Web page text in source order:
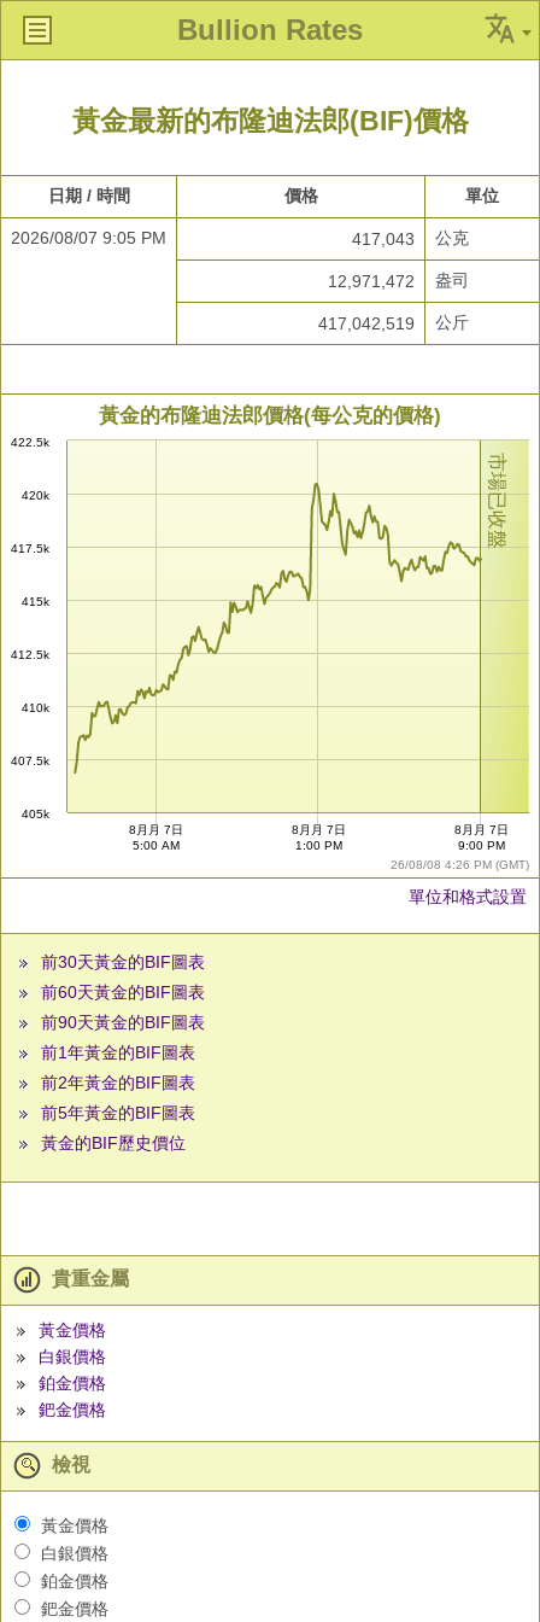
Bullion Rates
黃金最新的布隆迪法郎(BIF)價格
日期 / 時間 價格 單位
2026/08/07 9:05 PM 417,043 公克
12,971,472 盎司
417,042,519 公斤
市場已收盤
26/08/08 4:26 PM (GMT)
黃金的布隆迪法郎價格(每公克的價格)
405k
407.5k
410k
412.5k
415k
417.5k
420k
422.5k
8月月 7日
5:00 AM
8月月 7日
1:00 PM
8月月 7日
9:00 PM
單位和格式設置
前30天黃金的BIF圖表
前60天黃金的BIF圖表
前90天黃金的BIF圖表
前1年黃金的BIF圖表
前2年黃金的BIF圖表
前5年黃金的BIF圖表
黃金的BIF歷史價位
貴重金屬
黃金價格
白銀價格
鉑金價格
鈀金價格
檢視
黃金價格
白銀價格
鉑金價格
鈀金價格